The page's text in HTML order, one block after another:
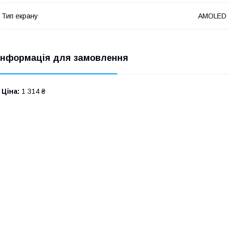
Тип екрану AMOLED
Інформація для замовлення
Ціна: 1 314 ₴